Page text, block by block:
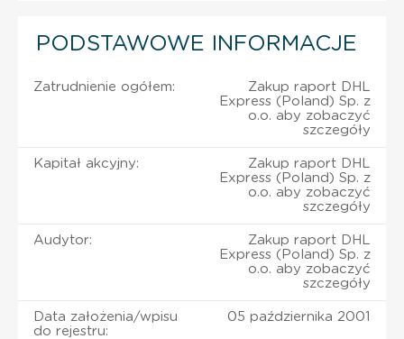
PODSTAWOWE INFORMACJE
Zatrudnienie ogółem:
Zakup raport DHL
Express (Poland) Sp. z
o.o. aby zobaczyć
szczegóły
Kapitał akcyjny:
Zakup raport DHL
Express (Poland) Sp. z
o.o. aby zobaczyć
szczegóły
Audytor:
Zakup raport DHL
Express (Poland) Sp. z
o.o. aby zobaczyć
szczegóły
Data założenia/wpisu
do rejestru:
05 października 2001